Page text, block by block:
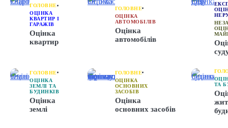
ГОЛОВНЕ
ОЦІНКА
КВАРТИР І
ГАРАЖІВ
Оцінка
квартир
ГОЛОВНЕ
ОЦІНКА
АВТОМОБІЛІВ
Оцінка
автомобілів
ГОЛОВНЕ
ОЦІНКА
ЗЕМЛІ ТА
БУДИНКІВ
Оцінка
землі
ГОЛОВНЕ
ОЦІНКА
ОСНОВНИХ
ЗАСОБІВ
Оцінка
основних засобів
ТА